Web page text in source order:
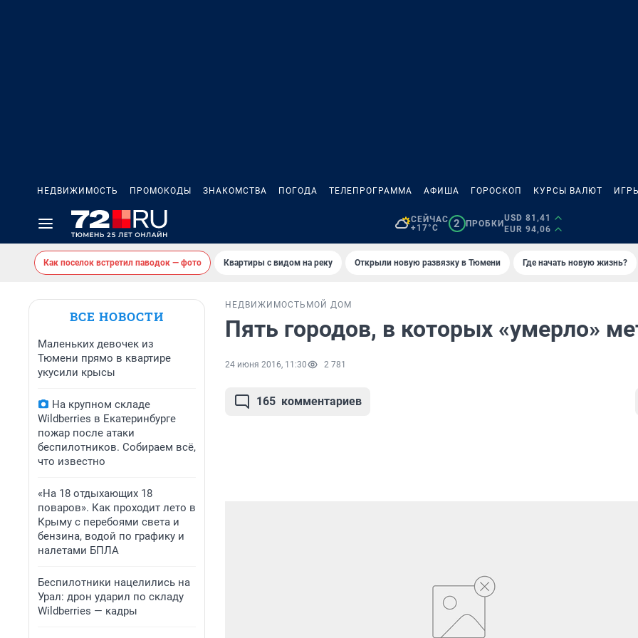
НЕДВИЖИМОСТЬ ПРОМОКОДЫ ЗНАКОМСТВА ПОГОДА ТЕЛЕПРОГРАММА АФИША ГОРОСКОП КУРСЫ ВАЛЮТ
СЕЙЧАС
+17°C
2 ПРОБКИ
USD 81,41
EUR 94,06
Как поселок встретил паводок — фото Квартиры с видом на реку Открыли новую развязку в Тюмени Где начать новую жизнь?
ВСЕ НОВОСТИ
Маленьких девочек из
Тюмени прямо в квартире
укусили крысы
На крупном складе
Wildberries в Екатеринбурге
пожар после атаки
беспилотников. Собираем всё,
что известно
«На 18 отдыхающих 18
поваров». Как проходит лето в
Крыму с перебоями света и
бензина, водой по графику и
налетами БПЛА
Беспилотники нацелились на
Урал: дрон ударил по складу
Wildberries — кадры
НЕДВИЖИМОСТЬ МОЙ ДОМ
Пять городов, в которых «умерло»
24 июня 2016, 11:30 2 781
165 комментариев